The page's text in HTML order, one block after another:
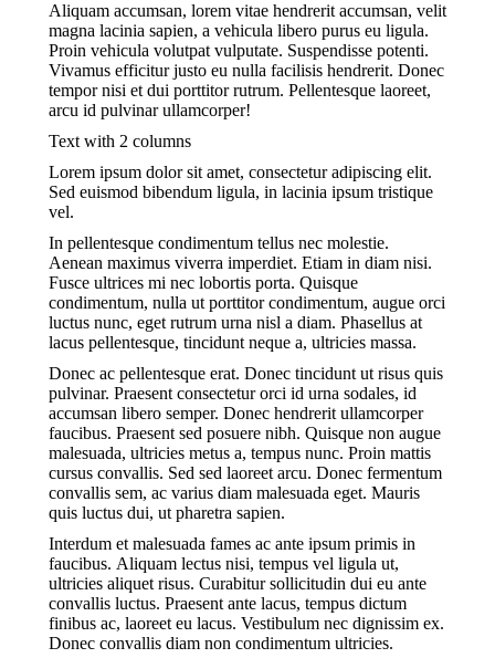
Aliquam accumsan, lorem vitae hendrerit accumsan, velit
magna lacinia sapien, a vehicula libero purus eu ligula.
Proin vehicula volutpat vulputate. Suspendisse potenti.
Vivamus efficitur justo eu nulla facilisis hendrerit. Donec
tempor nisi et dui porttitor rutrum. Pellentesque laoreet,
arcu id pulvinar ullamcorper!
Text with 2 columns
Lorem ipsum dolor sit amet, consectetur adipiscing elit.
Sed euismod bibendum ligula, in lacinia ipsum tristique
vel.
In pellentesque condimentum tellus nec molestie.
Aenean maximus viverra imperdiet. Etiam in diam nisi.
Fusce ultrices mi nec lobortis porta. Quisque
condimentum, nulla ut porttitor condimentum, augue orci
luctus nunc, eget rutrum urna nisl a diam. Phasellus at
lacus pellentesque, tincidunt neque a, ultricies massa.
Donec ac pellentesque erat. Donec tincidunt ut risus quis
pulvinar. Praesent consectetur orci id urna sodales, id
accumsan libero semper. Donec hendrerit ullamcorper
faucibus. Praesent sed posuere nibh. Quisque non augue
malesuada, ultricies metus a, tempus nunc. Proin mattis
cursus convallis. Sed sed laoreet arcu. Donec fermentum
convallis sem, ac varius diam malesuada eget. Mauris
quis luctus dui, ut pharetra sapien.
Interdum et malesuada fames ac ante ipsum primis in
faucibus. Aliquam lectus nisi, tempus vel ligula ut,
ultricies aliquet risus. Curabitur sollicitudin dui eu ante
convallis luctus. Praesent ante lacus, tempus dictum
finibus ac, laoreet eu lacus. Vestibulum nec dignissim ex.
Donec convallis diam non condimentum ultricies.